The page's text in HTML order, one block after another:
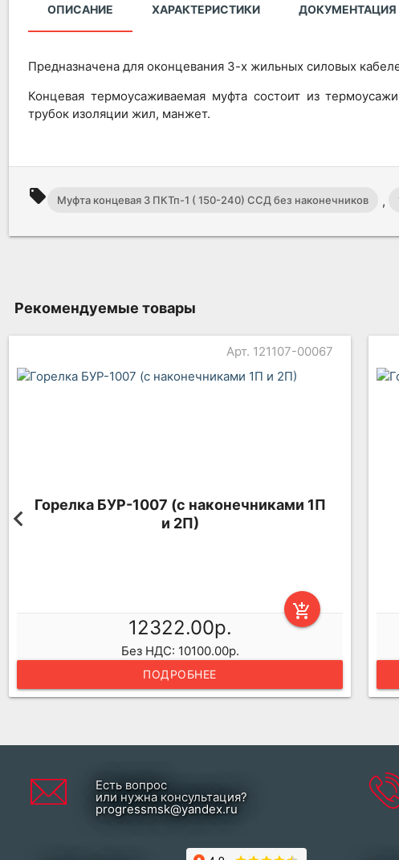
ОПИСАНИЕ ХАРАКТЕРИСТИКИ ДОКУМЕНТАЦИЯ
Предназначена для оконцевания 3-х жильных силовых
Концевая термоусаживаемая муфта состоит из
трубок изоляции жил, манжет.
local_offer Муфта концевая 3 ПКТп-1 ( 150-240) ССД без наконечников ,
Рекомендуемые товары
Арт. 121107-00067
Горелка БУР-1007 (с наконечниками 1П
и 2П)
add_shopping_cart
12322.00р.
Без НДС: 10100.00р.
ПОДРОБНЕЕ
Есть вопрос
или нужна консультация?
progressmsk@yandex.ru